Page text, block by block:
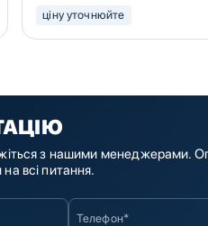
ціну уточнюйте
з нашими менеджерами.
всі питання.